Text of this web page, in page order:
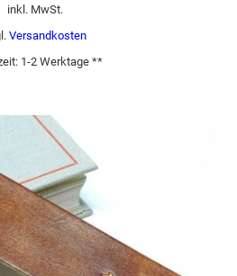
inkl. MwSt.
Versandkosten
1-2 Werktage **